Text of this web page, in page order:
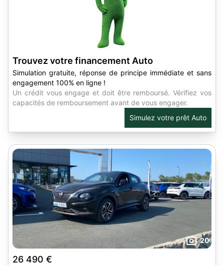
Trouvez votre financement Auto
Simulation gratuite, réponse de principe immédiate et sans
engagement 100% en ligne !
Un crédit vous engage et doit être remboursé. Vérifiez vos
capacités de remboursement avant de vous engager.
Simulez votre prêt Auto
20
26 490 €